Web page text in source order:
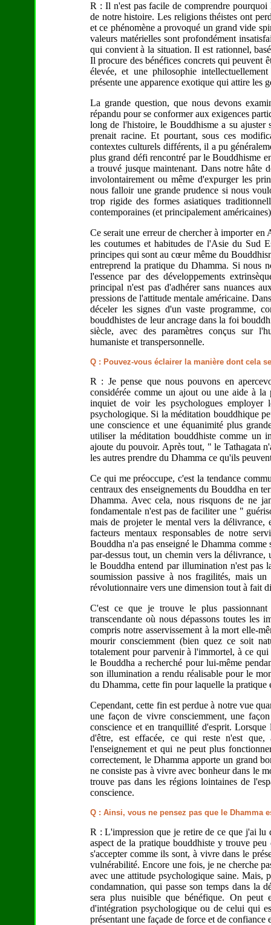
R : Il n'est pas facile de comprendre
de notre histoire. Les religions théistes ont
et ce phénomène a provoqué un grand vide
valeurs matérielles sont profondément
qui convient à la situation. Il est rationnel,
Il procure des bénéfices concrets qui peuvent
élevée, et une philosophie
présente une apparence exotique qui attire les
La grande question, que nous devons
répandu pour se conformer aux exigences
long de l'histoire, le Bouddhisme a su ajuster
prenait racine. Et pourtant, sous ces
contextes culturels différents, il a pu
plus grand défi rencontré par le Bouddhisme
a trouvé jusque maintenant. Dans notre hâte
involontairement ou même d'expurger les
nous falloir une grande prudence si nous
trop rigide des formes asiatiques
contemporaines (et principalement
Ce serait une erreur de chercher à importer
les coutumes et habitudes de l'Asie du Sud
principes qui sont au cœur même du
entreprend la pratique du Dhamma. Si nous
l'essence par des développements
principal n'est pas d'adhérer sans nuances
pressions de l'attitude mentale américaine.
déceler les signes d'un vaste programme,
bouddhistes de leur ancrage dans la foi
siècle, avec des paramètres conçus sur
humaniste et transpersonnelle.
Q : Pouvez-vous éclairer la manière dont cela
R : Je pense que nous pouvons en
considérée comme un ajout ou une aide à
inquiet de voir les psychologues employer
psychologique. Si la méditation bouddhique
une conscience et une équanimité plus
utiliser la méditation bouddhiste comme un
ajoute du pouvoir. Après tout, " le Tathagata
les autres prendre du Dhamma ce qu'ils
Ce qui me préoccupe, c'est la tendance
centraux des enseignements du Bouddha en
Dhamma. Avec cela, nous risquons de ne
fondamentale n'est pas de faciliter une "
mais de projeter le mental vers la
facteurs mentaux responsables de notre
Bouddha n'a pas enseigné le Dhamma
par-dessus tout, un chemin vers la
le Bouddha entend par illumination n'est pas
soumission passive à nos fragilités, mais
révolutionnaire vers une dimension tout à fait
C'est ce que je trouve le plus
transcendante où nous dépassons toutes
compris notre asservissement à la mort elle-
mourir consciemment (bien quez ce soit
totalement pour parvenir à l'immortel, à ce
le Bouddha a recherché pour lui-même
son illumination a rendu réalisable pour le
du Dhamma, cette fin pour laquelle la pratique
Cependant, cette fin est perdue à notre vue
une façon de vivre consciemment, une
conscience et en tranquillité d'esprit.
d'être, est effacée, ce qui reste n'est
l'enseignement et qui ne peut plus
correctement, le Dhamma apporte un grand
ne consiste pas à vivre avec bonheur dans le
trouve pas dans les régions lointaines de
conscience.
Q : Ainsi, vous ne pensez pas que le Dhamma
R : L'impression que je retire de ce que j'ai lu
aspect de la pratique bouddhiste y trouve
s'accepter comme ils sont, à vivre dans le
vulnérabilité. Encore une fois, je ne cherche
avec une attitude psychologique saine. Mais,
condamnation, qui passe son temps dans la
sera plus nuisible que bénéfique. On
d'intégration psychologique ou de celui qui
présentant une façade de force et de confiance